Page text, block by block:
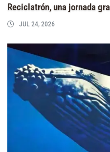
Reciclatrón, una jornada
JUL 24, 2026